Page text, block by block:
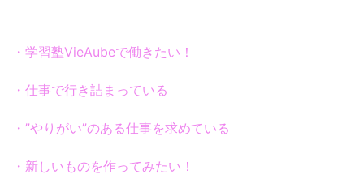
・学習塾VieAubeで働きたい！
・仕事で行き詰まっている
・”やりがい”のある仕事を求めている
・新しいものを作ってみたい！